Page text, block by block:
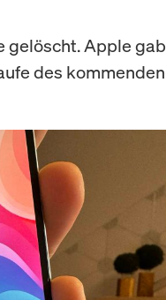
gelöscht. Apple gab
des kommenden